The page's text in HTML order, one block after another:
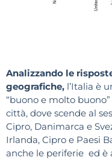
Analizzando le
geografiche, l’Italia è
“buono e molto
città, dove scende al
Cipro, Danimarca e
Irlanda, Cipro e Paesi
anche le periferie ed è